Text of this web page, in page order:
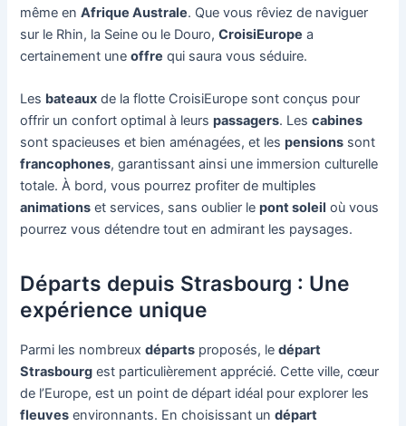
même enAfrique Australe. Que vous rêviez de naviguer
sur le Rhin, la Seine ou le Douro,CroisiEurope a
certainement uneoffre qui saura vous séduire.
Les bateaux de la flotte CroisiEurope sont conçus pour
offrir un confort optimal à leurspassagers. Lescabines
sont spacieuses et bien aménagées, et lespensions sont
francophones, garantissant ainsi une immersion culturelle
totale. À bord, vous pourrez profiter de multiples
animations et services, sans oublier lepont soleil où vous
pourrez vous détendre tout en admirant les paysages.
Départs depuis Strasbourg : Une
expérience unique
Parmi les nombreuxdéparts proposés, ledépart
Strasbourg est particulièrement apprécié. Cette ville, cœur
de l’Europe, est un point de départ idéal pour explorer les
fleuves environnants. En choisissant undépart